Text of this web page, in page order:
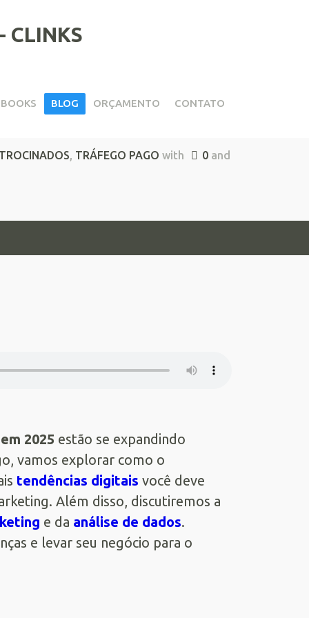
BLOG ORÇAMENTO CONTATO
, TRÁFEGO PAGO with 0 and
2025 estão se expandindo
vamos explorar como o
tendências digitais você deve
Além disso, discutiremos a
e da análise de dados.
e levar seu negócio para o